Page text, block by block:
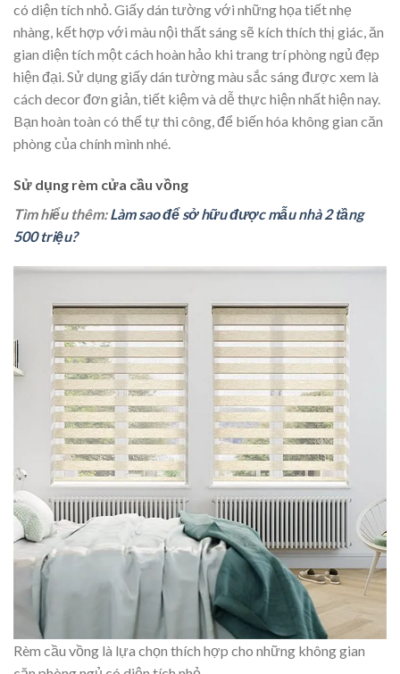
có diện tích nhỏ. Giấy dán tường với những họa tiết nhẹ
nhàng, kết hợp với màu nội thất sáng sẽ kích thích thị giác, ăn
gian diện tích một cách hoàn hảo khi trang trí phòng ngủ đẹp
hiện đại. Sử dụng giấy dán tường màu sắc sáng được xem là
cách decor đơn giản, tiết kiệm và dễ thực hiện nhất hiện nay.
Bạn hoàn toàn có thể tự thi công, để biến hóa không gian căn
phòng của chính mình nhé.
Sử dụng rèm cửa cầu vồng
Tìm hiểu thêm:Làm sao để sở hữu được mẫu nhà 2 tầng
500 triệu?
Rèm cầu vồng là lựa chọn thích hợp cho những không gian